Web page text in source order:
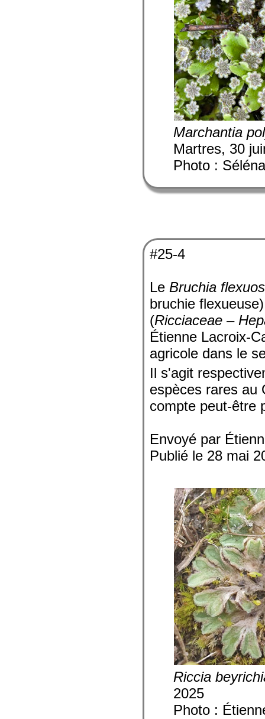
Marchantia
Martres, 30
Photo :
#25-4
Le Bruchia
bruchie
(Ricciaceae –
Étienne Lacroix-
agricole dans le
Il s'agit
espèces rares au
compte peut-être
Envoyé par
Publié le 28 mai
Riccia
2025
Photo :